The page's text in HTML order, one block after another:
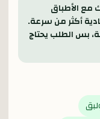
مع الأطباق
أكثر من سرعة.
بس الطلب يحتاج